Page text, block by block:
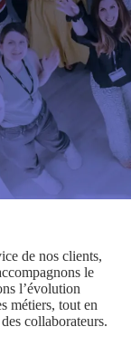
de nos clients,
le
l’évolution
métiers, tout en
collaborateurs.